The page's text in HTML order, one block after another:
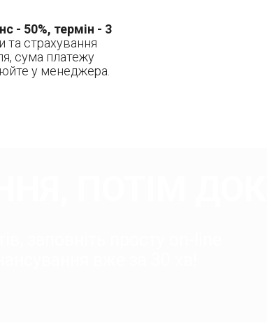
- 50%, термін - 3
та страхування
сума платежу
у менеджера.